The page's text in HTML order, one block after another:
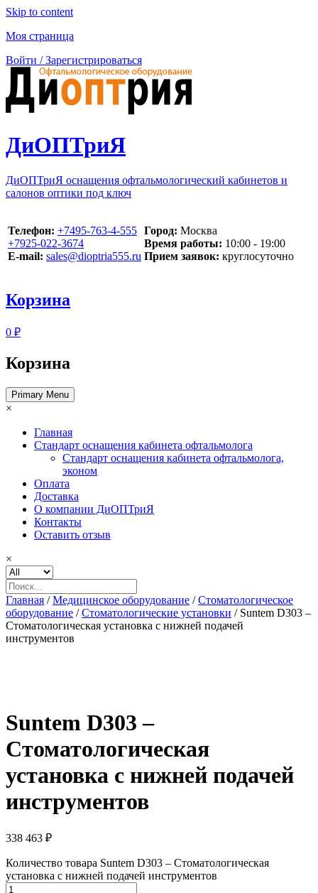
Skip to content
Моя страница
Войти / Зарегистрироваться
ДиОПТриЯ
ДиОПТриЯ оснащения офтальмологический кабинетов и
салонов оптики под ключ
Телефон: ‪+7495-763-4-555‬
‪+7925-022-3674‬
E-mail: sales@dioptria555.ru
Город: Москва
Время работы: 10:00 - 19:00
Прием заявок: круглосуточно
Корзина
0 ₽
Корзина
Primary Menu
×
Главная
Стандарт оснащения кабинета офтальмолога
Стандарт оснащения кабинета офтальмолога,
эконом
Оплата
Доставка
О компании ДиОПТриЯ
Контакты
Оставить отзыв
×
Главная /Медицинское оборудование /Стоматологическое
оборудование /Стоматологические установки / Suntem D303 –
Стоматологическая установка с нижней подачей
инструментов
Suntem D303 –
Стоматологическая
установка с нижней подачей
инструментов
338 463 ₽
Количество товара Suntem D303 – Стоматологическая
установка с нижней подачей инструментов